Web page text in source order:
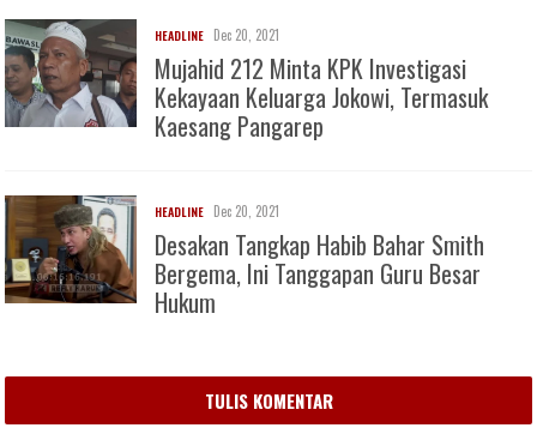
HEADLINE Dec 20, 2021
Mujahid 212 Minta KPK Investigasi
Kekayaan Keluarga Jokowi, Termasuk
Kaesang Pangarep
HEADLINE Dec 20, 2021
Desakan Tangkap Habib Bahar Smith
Bergema, Ini Tanggapan Guru Besar
Hukum
TULIS KOMENTAR